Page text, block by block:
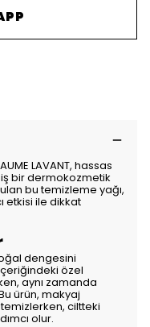
LAVANT, hassas
bir dermokozmetik
bu temizleme yağı,
etkisi ile dikkat
dengesini
özel
aynı zamanda
ürün, makyaj
temizlerken, ciltteki
olur.